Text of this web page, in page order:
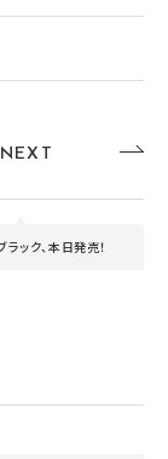
NEXT
ック、本日発売！